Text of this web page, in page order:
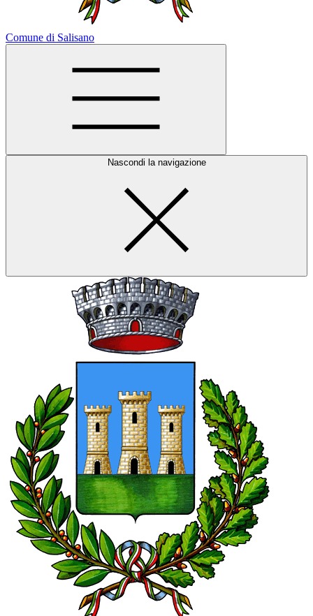
Comune di Salisano
Nascondi la navigazione